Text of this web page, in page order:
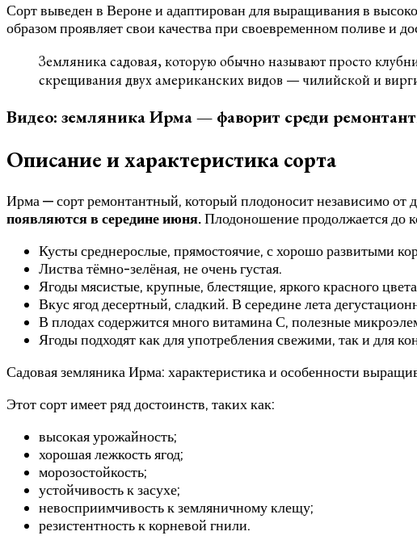
Сорт выведен в Вероне и адаптирован для выращивания в
образом проявляет свои качества при своевременном поливе и
Земляника садовая, которую обычно называют просто
скрещивания двух американских видов — чилийской и
Видео: земляника Ирма — фаворит среди
Описание и характеристика сорта
Ирма — сорт ремонтантный, который плодоносит независимо от
появляются в середине июня.Плодоношение продолжается до
Кусты среднерослые, прямостоячие, с хорошо развитыми
Листва тёмно-зелёная, не очень густая.
Ягоды мясистые, крупные, блестящие, яркого красного
Вкус ягод десертный, сладкий. В середине лета
В плодах содержится много витамина С, полезные
Ягоды подходят как для употребления свежими, так и для
Садовая земляника Ирма: характеристика и особенности
Этот сорт имеет ряд достоинств, таких как:
высокая урожайность;
хорошая лежкость ягод;
морозостойкость;
устойчивость к засухе;
невосприимчивость к земляничному клещу;
резистентность к корневой гнили.